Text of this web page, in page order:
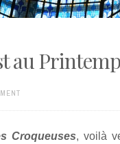
au
Croqueuses, voilà